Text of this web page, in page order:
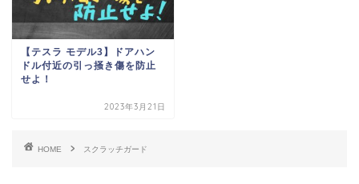
【テスラ モデル3】ドアハン
ドル付近の引っ掻き傷を防止
せよ！
2023年3月21日
HOME スクラッチガード